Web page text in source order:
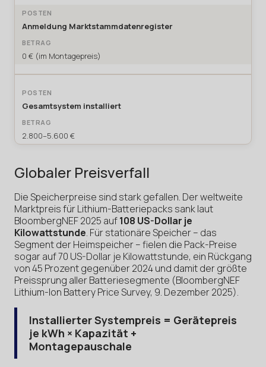
Anmeldung Marktstammdatenregister
0 € (im Montagepreis)
Gesamtsystem installiert
2.800–5.600 €
Globaler Preisverfall
Die Speicherpreise sind stark gefallen. Der weltweite
Marktpreis für Lithium-Batteriepacks sank laut
BloombergNEF 2025 auf108 US-Dollar je
Kilowattstunde. Für stationäre Speicher – das
Segment der Heimspeicher – fielen die Pack-Preise
sogar auf 70 US-Dollar je Kilowattstunde, ein Rückgang
von 45 Prozent gegenüber 2024 und damit der größte
Preissprung aller Batteriesegmente (BloombergNEF
Lithium-Ion Battery Price Survey, 9. Dezember 2025).
Installierter Systempreis = Gerätepreis
je kWh × Kapazität +
Montagepauschale